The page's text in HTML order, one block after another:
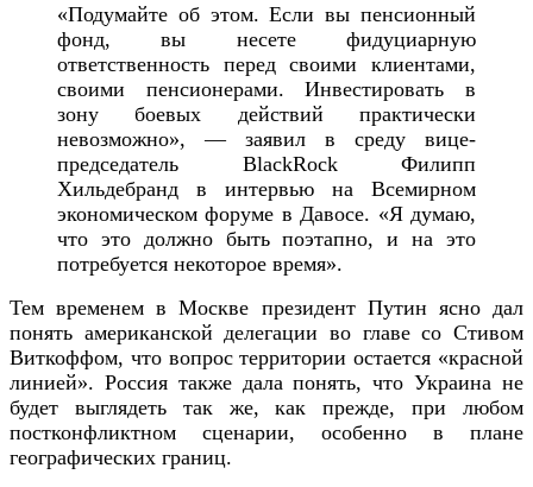
«Подумайте об этом. Если вы пенсионный
фонд, вы несете фидуциарную
ответственность перед своими клиентами,
своими пенсионерами. Инвестировать в
зону боевых действий практически
невозможно», — заявил в среду вице-
председатель BlackRock Филипп
Хильдебранд в интервью на Всемирном
экономическом форуме в Давосе. «Я думаю,
что это должно быть поэтапно, и на это
потребуется некоторое время».
Тем временем в Москве президент Путин ясно дал
понять американской делегации во главе со Стивом
Виткоффом, что вопрос территории остается «красной
линией». Россия также дала понять, что Украина не
будет выглядеть так же, как прежде, при любом
постконфликтном сценарии, особенно в плане
географических границ.